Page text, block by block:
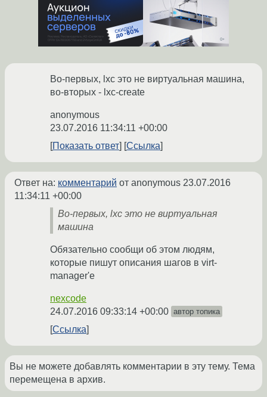
Во-первых, lxc это не виртуальная машина,
во-вторых - lxc-create
anonymous
23.07.2016 11:34:11 +00:00
Показать ответ
Ссылка
Ответ на: комментарий от anonymous 23.07.2016
11:34:11 +00:00
Во-первых, lxc это не виртуальная
машина
Обязательно сообщи об этом людям,
которые пишут описания шагов в virt-
manager'е
nexcode
24.07.2016 09:33:14 +00:00 автор топика
Ссылка
Вы не можете добавлять комментарии в эту тему. Тема
перемещена в архив.